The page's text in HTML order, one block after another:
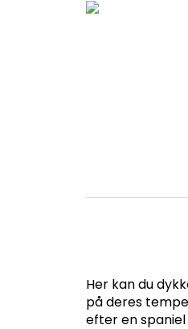
Her kan du
på deres
efter en